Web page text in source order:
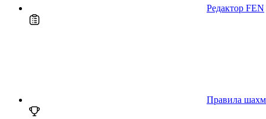
Редактор FEN
Правила